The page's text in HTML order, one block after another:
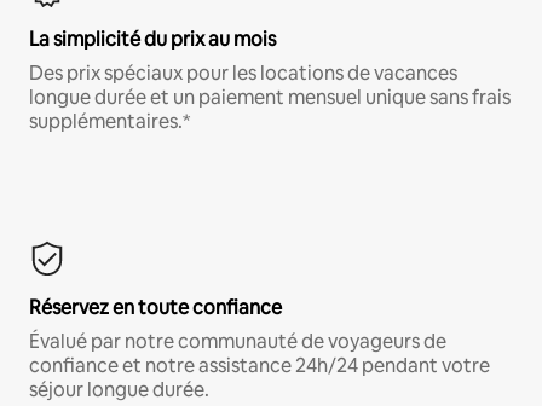
La simplicité du prix au mois
Des prix spéciaux pour les locations de vacances
longue durée et un paiement mensuel unique sans frais
supplémentaires.*
Réservez en toute confiance
Évalué par notre communauté de voyageurs de
confiance et notre assistance 24h/24 pendant votre
séjour longue durée.